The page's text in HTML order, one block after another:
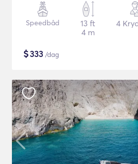
Speedbåd
13 ft
4 m
4
$333 /dag